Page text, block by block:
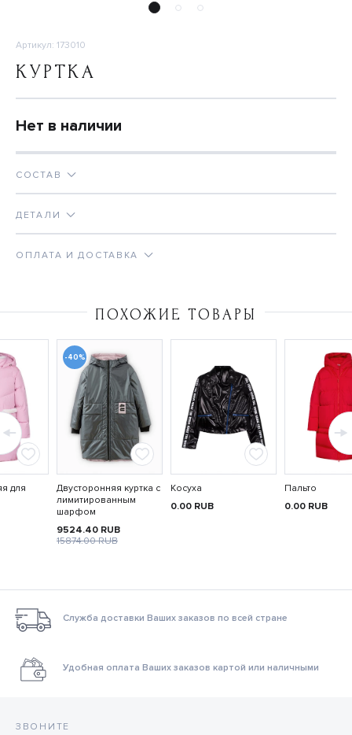
Артикул: 173010
КУРТКА
Нет в наличии
СОСТАВ
ДЕТАЛИ
ОПЛАТА И ДОСТАВКА
ПОХОЖИЕ ТОВАРЫ
для
-40%
Двусторонняя куртка с
лимитированным
шарфом
9524.40 RUB
15874.00RUB
Косуха
0.00 RUB
Пальто
0.00 RUB
Служба доставки Ваших заказов по всей стране
Удобная оплата Ваших заказов картой или наличными
ЗВОНИТЕ